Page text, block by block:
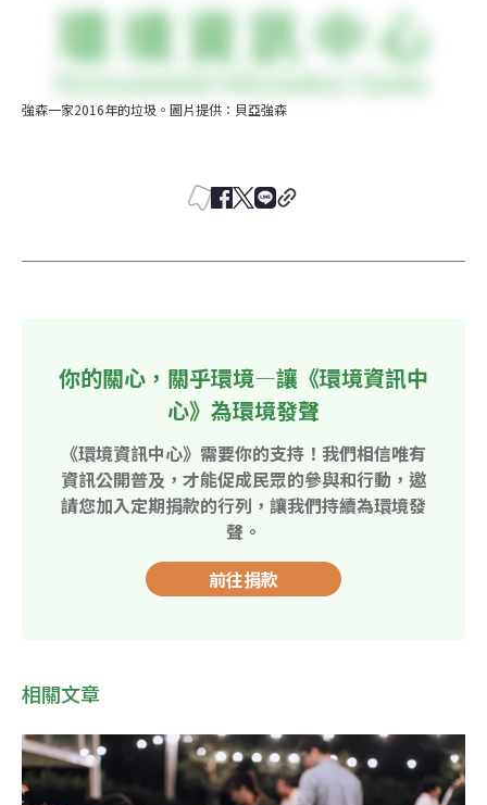
強森一家2016年的垃圾。圖片提供：貝亞強森
你的關心，關乎環境—讓《環境資訊中
心》為環境發聲
《環境資訊中心》需要你的支持！我們相信唯有
資訊公開普及，才能促成民眾的參與和行動，邀
請您加入定期捐款的行列，讓我們持續為環境發
聲。
前往捐款
相關文章